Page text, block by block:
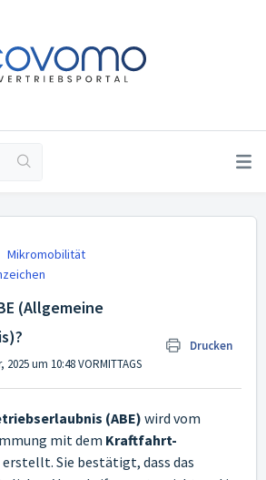
Mikromobilität
(Allgemeine
Drucken
um 10:48 VORMITTAGS
(ABE) wird vom
mit dem Kraftfahrt-
erstellt. Sie bestätigt, dass das